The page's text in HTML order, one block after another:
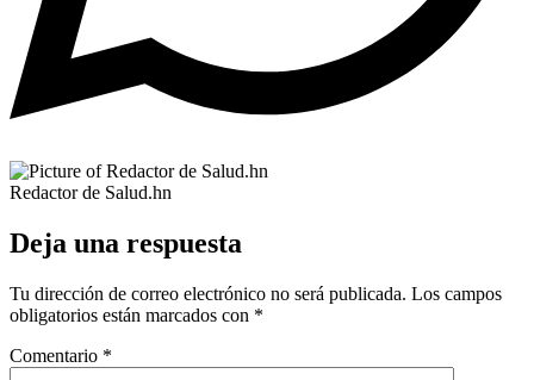
Redactor de Salud.hn
Deja una respuesta
Tu dirección de correo electrónico no será publicada. Los campos
obligatorios están marcados con *
Comentario *